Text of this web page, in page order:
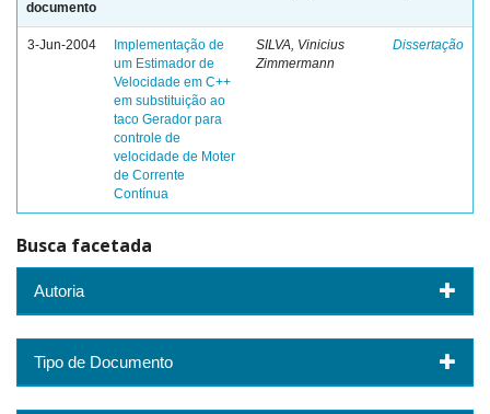
documento
3-Jun-2004
Implementação de
um Estimador de
Velocidade em C++
em substituição ao
taco Gerador para
controle de
velocidade de Moter
de Corrente
Contínua
SILVA, Vinicius
Zimmermann
Dissertação
Busca facetada
Autoria
Tipo de Documento